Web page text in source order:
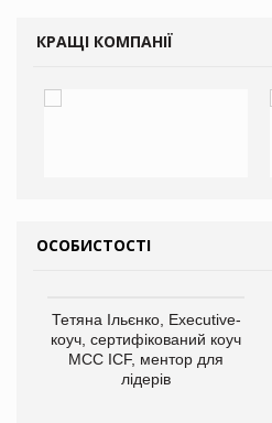
КРАЩІ КОМПАНІЇ
ОСОБИСТОСТІ
Тетяна Ільєнко, Executive-
коуч, сертифікований коуч
МСС ICF, ментор для
лідерів